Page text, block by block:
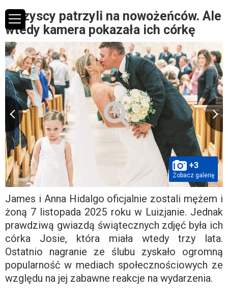
Wszyscy patrzyli na nowożeńców. Ale
wtedy kamera pokazała ich córkę
+3
Zobacz galerię
James i Anna Hidalgo oficjalnie zostali mężem i
żoną 7 listopada 2025 roku w Luizjanie. Jednak
prawdziwą gwiazdą świątecznych zdjęć była ich
córka Josie, która miała wtedy trzy lata.
Ostatnio nagranie ze ślubu zyskało ogromną
popularność w mediach społecznościowych ze
względu na jej zabawne reakcje na wydarzenia.